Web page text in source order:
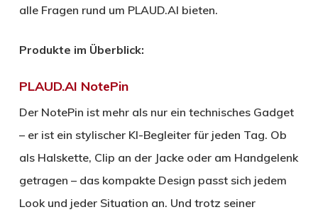
alle Fragen rund um PLAUD.AI bieten.
Produkte im Überblick:
PLAUD.AI NotePin
Der NotePin ist mehr als nur ein technisches Gadget
– er ist ein stylischer KI-Begleiter für jeden Tag. Ob
als Halskette, Clip an der Jacke oder am Handgelenk
getragen – das kompakte Design passt sich jedem
Look und jeder Situation an. Und trotz seiner